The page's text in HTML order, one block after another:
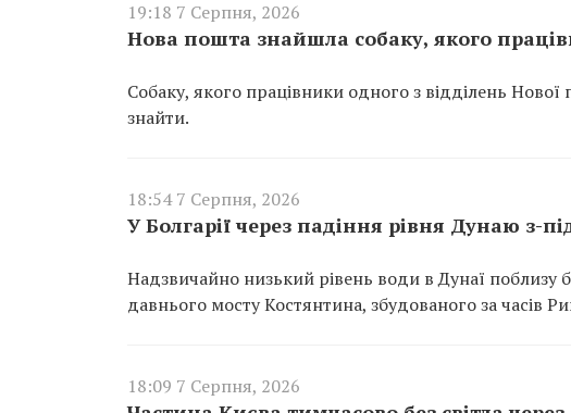
19:18 7 Серпня, 2026
Нова пошта знайшла собаку, якого
Собаку, якого працівники одного з відділень
знайти.
18:54 7 Серпня, 2026
У Болгарії через падіння рівня Дунаю з-
Надзвичайно низький рівень води в Дунаї поблизу
давнього мосту Костянтина, збудованого за часів
18:09 7 Серпня, 2026